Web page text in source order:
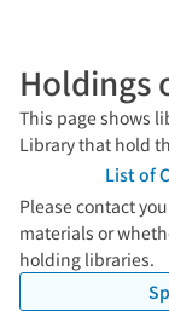
Holdings
This page shows
Library that hold
List of
Please contact
materials or
holding libraries.